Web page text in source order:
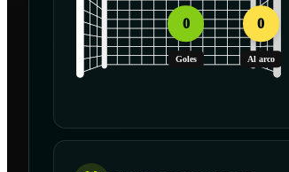
0
Goles
0
Al arco